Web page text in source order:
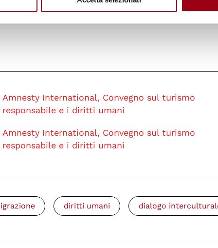
Amnesty International, Convegno sul turismo
responsabile e i diritti umani
Amnesty International, Convegno sul turismo
responsabile e i diritti umani
diritti umani dialogo